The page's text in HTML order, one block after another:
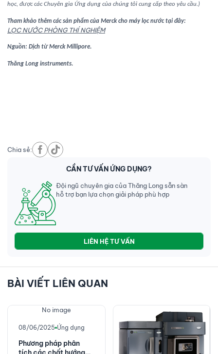
học, được các Chuyên gia Ứng dụng của chúng tôi cung cấp theo yêu cầu.)
Tham khảo thêm các sản phẩm của Merck cho máy lọc nước tại đây:
LỌC NƯỚC PHÒNG THÍ NGHIỆM
Nguồn: Dịch từ Merck Millipore.
Thăng Long instruments.
Chia sẻ:
CẦN TƯ VẤN ỨNG DỤNG?
Đội ngũ chuyên gia của Thăng Long sẵn sàn
hỗ trợ bạn lựa chọn giải pháp phù hợp
LIÊN HỆ TƯ VẤN
BÀI VIẾT LIÊN QUAN
No image
08/06/2025 Ứng dụng
Phương pháp phân